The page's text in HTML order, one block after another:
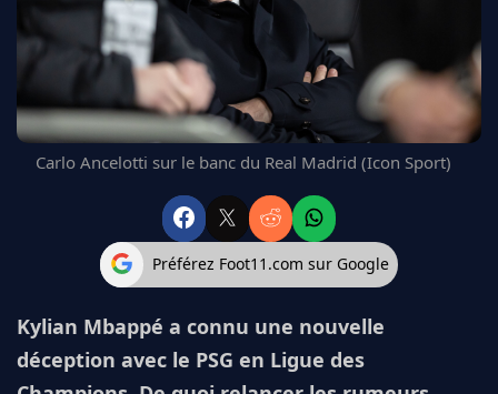
MANCHESTER UNITED
CHELSEA
ARSENAL
L'AVIS DE LA RÉDAC'
Carlo Ancelotti sur le banc du Real Madrid (Icon Sport)
Préférez Foot11.com sur Google
Kylian Mbappé a connu une nouvelle
déception avec le PSG en Ligue des